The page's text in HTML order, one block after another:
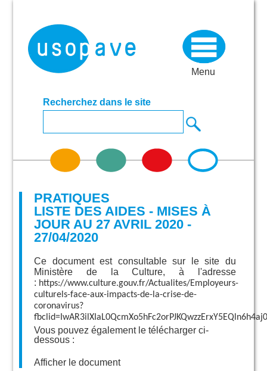
Menu
Recherchez dans le site
PRATIQUES
LISTE DES AIDES - MISES À
JOUR AU 27 AVRIL 2020 -
27/04/2020
Ce document est consultable sur le site du
Ministère de la Culture, à l'adresse
: https://www.culture.gouv.fr/Actualites/Employeurs-
culturels-face-aux-impacts-de-la-crise-de-
coronavirus?
Vous pouvez également le télécharger ci-
dessous :
Afficher le document